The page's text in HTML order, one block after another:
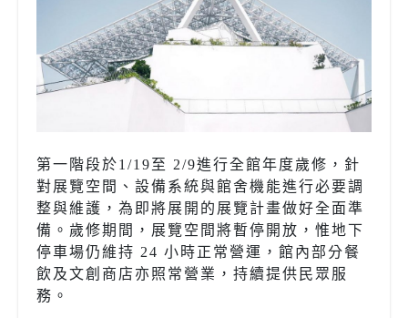
第一階段於1/19至 2/9進行全館年度歲修，針
對展覽空間、設備系統與館舍機能進行必要調
整與維護，為即將展開的展覽計畫做好全面準
備。歲修期間，展覽空間將暫停開放，惟地下
停車場仍維持 24 小時正常營運，館內部分餐
飲及文創商店亦照常營業，持續提供民眾服
務。